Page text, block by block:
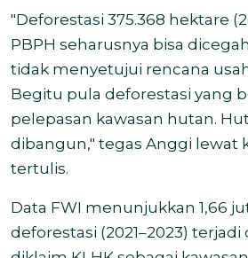
"Deforestasi 375.368 hektare
PBPH seharusnya bisa
tidak menyetujui rencana
Begitu pula deforestasi yang
pelepasan kawasan hutan.
dibangun," tegas Anggi lewat
tertulis.
Data FWI menunjukkan 1,66
deforestasi (2021–2023) terjadi